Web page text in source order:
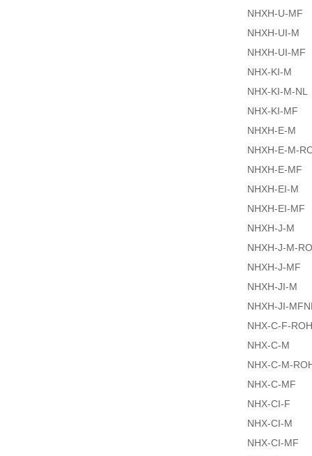
NHXH-U-MF
NHXH-UI-M
NHXH-UI-MF
NHX-KI-M
NHX-KI-M-NL
NHX-KI-MF
NHXH-E-M
NHXH-E-M-
NHXH-E-MF
NHXH-EI-M
NHXH-EI-MF
NHXH-J-M
NHXH-J-M-
NHXH-J-MF
NHXH-JI-M
NHXH-JI-
NHX-C-F-
NHX-C-M
NHX-C-M-
NHX-C-MF
NHX-CI-F
NHX-CI-M
NHX-CI-MF